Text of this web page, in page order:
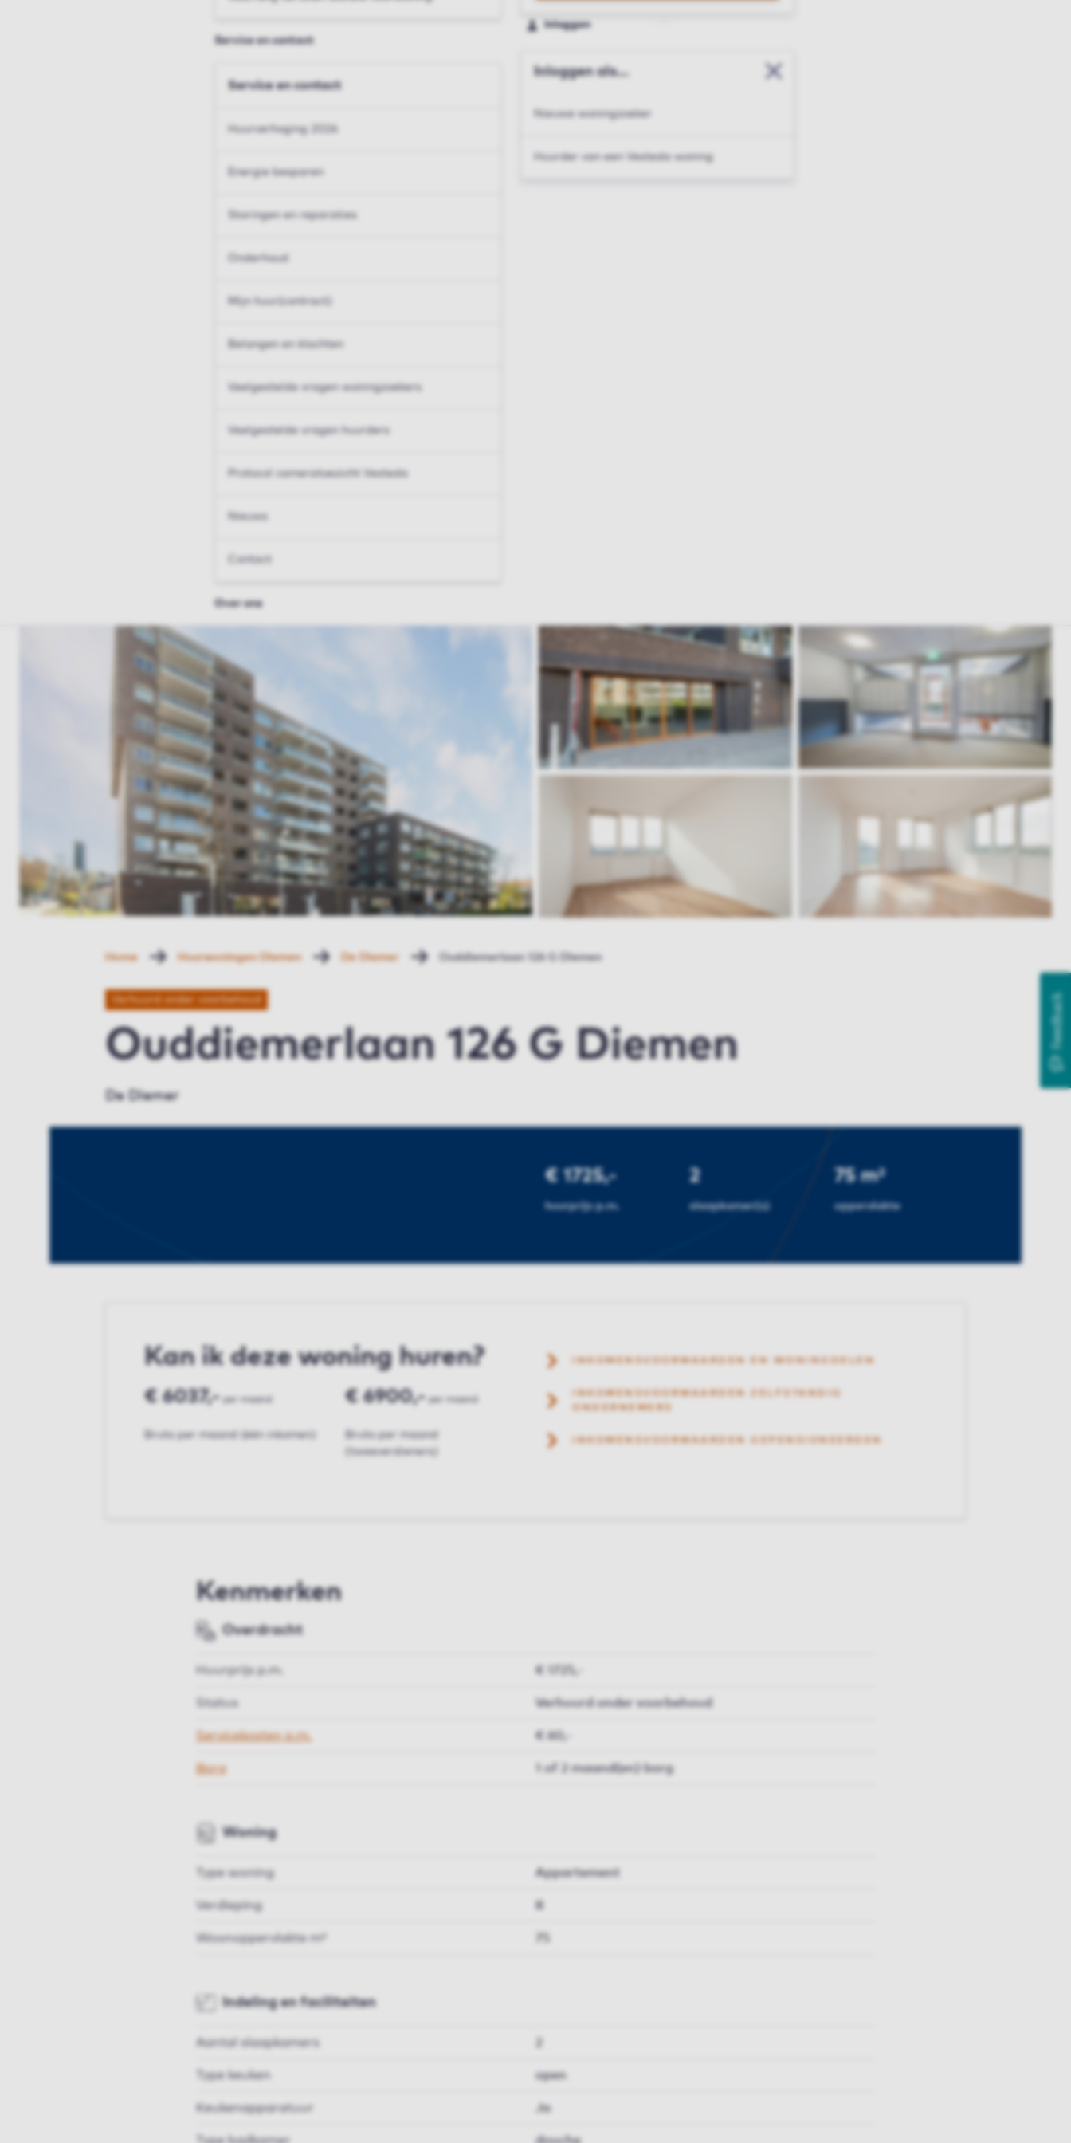
Service en contact
Service en contact
Huurverhoging 2026
Energie besparen
Storingen en reparaties
Onderhoud
Mijn huur(contract)
Belangen en klachten
Veelgestelde vragen woningzoekers
Veelgestelde vragen huurders
Protocol cameratoezicht Vesteda
Nieuws
Contact
Over ons
Inloggen
Inloggen als...
Sluit modal
Nieuwe woningzoeker
Huurder van een Vesteda woning
Home Huurwoningen Diemen De Diemer Ouddiemerlaan 126 G Diemen
Verhuurd onder voorbehoud
Ouddiemerlaan 126 G Diemen
De Diemer
€ 1725,-
huurprijs p.m.
2
slaapkamer(s)
75 m²
oppervlakte
Kan ik deze woning huren?
€ 6037,- per maand
Bruto per maand (één inkomen)
€ 6900,- per maand
Bruto per maand
(tweeverdieners)
INKOMENSVOORWAARDEN EN WONINGDELEN
INKOMENSVOORWAARDEN ZELFSTANDIG
ONDERNEMERS
INKOMENSVOORWAARDEN GEPENSIONEERDEN
Kenmerken
Overdracht
Huurprijs p.m. € 1725,-
Status Verhuurd onder voorbehoud
Servicekosten p.m. € 60,-
Borg 1 of 2 maand(en) borg
Woning
Type woning Appartement
Verdieping 8
Woonoppervlakte m² 75
Indeling en faciliteiten
Aantal slaapkamers
Type keuken open
Keukenapparatuur Ja
Feedback